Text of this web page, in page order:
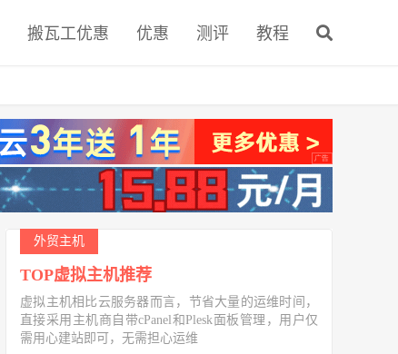
搬瓦工优惠 优惠 测评 教程
外贸主机
TOP虚拟主机推荐
虚拟主机相比云服务器而言，节省大量的运维时间，
直接采用主机商自带cPanel和Plesk面板管理，用户仅
需用心建站即可，无需担心运维